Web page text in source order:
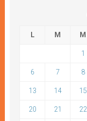
L M M
1
6 7 8
13 14 15
20 21 22